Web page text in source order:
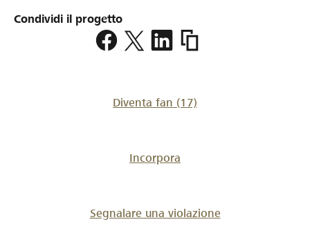
Condividi il progetto
https://
Diventa fan (17)
Incorpora
Segnalare una violazione